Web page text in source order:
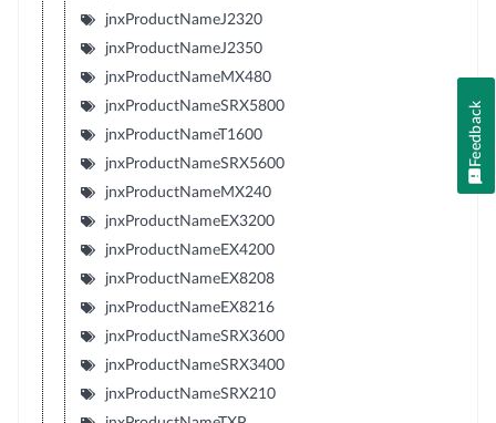
jnxProductNameJ2320
jnxProductNameJ2350
jnxProductNameMX480
jnxProductNameSRX5800
jnxProductNameT1600
jnxProductNameSRX5600
jnxProductNameMX240
jnxProductNameEX3200
jnxProductNameEX4200
jnxProductNameEX8208
jnxProductNameEX8216
jnxProductNameSRX3600
jnxProductNameSRX3400
jnxProductNameSRX210
Feedback